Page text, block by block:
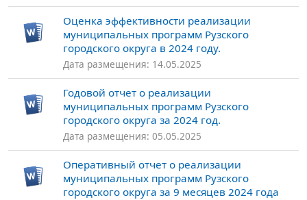
Оценка эффективности реализации
муниципальных программ Рузского
городского округа в 2024 году.
Дата размещения: 14.05.2025
Годовой отчет о реализации
муниципальных программ Рузского
городского округа за 2024 год.
Дата размещения: 05.05.2025
Оперативный отчет о реализации
муниципальных программ Рузского
городского округа за 9 месяцев 2024 года